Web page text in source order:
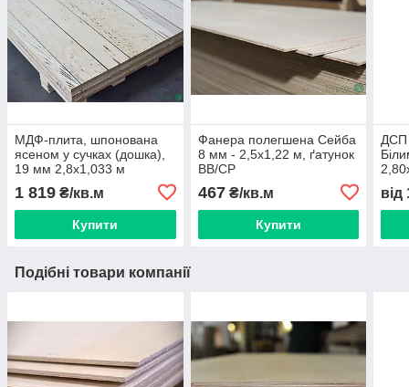
МДФ-плита, шпонована
ясеном у сучках (дошка),
19 мм 2,8х1,033 м
1 819 ₴/кв.м
Купити
Фанера полегшена Сейба
8 мм - 2,5х1,22 м, ґатунок
BB/CР
467₴/кв.м
Купити
ДСП
від
Подібні товари компанії